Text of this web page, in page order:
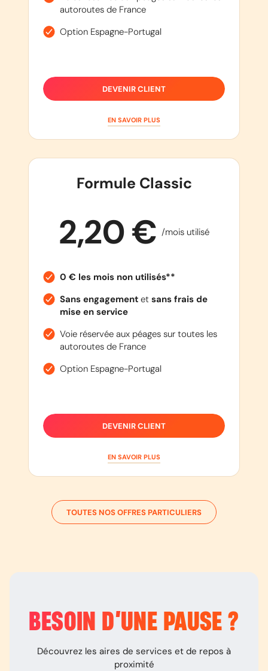
autoroutes de France
Option Espagne-Portugal
DEVENIR CLIENT
EN SAVOIR PLUS
Formule Classic
2,20 € /mois utilisé
0 € les mois non utilisés**
Sans engagementet sans frais de
mise en service
Voie réservée aux péages sur toutes les
autoroutes de France
Option Espagne-Portugal
DEVENIR CLIENT
EN SAVOIR PLUS
TOUTES NOS OFFRES PARTICULIERS
BESOIN D’UNE PAUSE ?
Découvrez les aires de services et de repos à
proximité